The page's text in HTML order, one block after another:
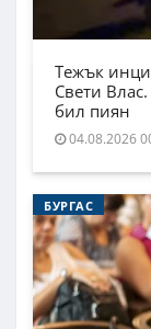
Тежък
Свети
бил пиян
04.08.2026
БУРГАС